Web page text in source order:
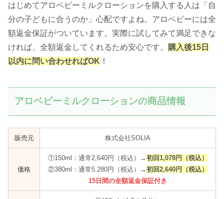
はじめてアロベビーミルクローションを購入する人は「自
分の子どもに合うのか」心配ですよね。アロベビーには全
額返金保証がついています。実際に試してみて満足できな
ければ、全額返金してくれるため安心です。 購入後15日
以内に問い合わせればOK ！
アロベビーミルクローションの商品情報
販売元 株式会社SOLIA
価格
①150ml：通常2,640円（税込）→初回1,078円（税込）
②380ml：通常5,280円（税込）→初回2,640円（税込）
15日間の全額返金保証付き